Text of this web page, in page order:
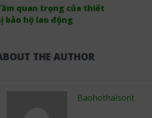
quan trọng của thiết
bảo hộ lao động
THE AUTHOR
Baohothaisont